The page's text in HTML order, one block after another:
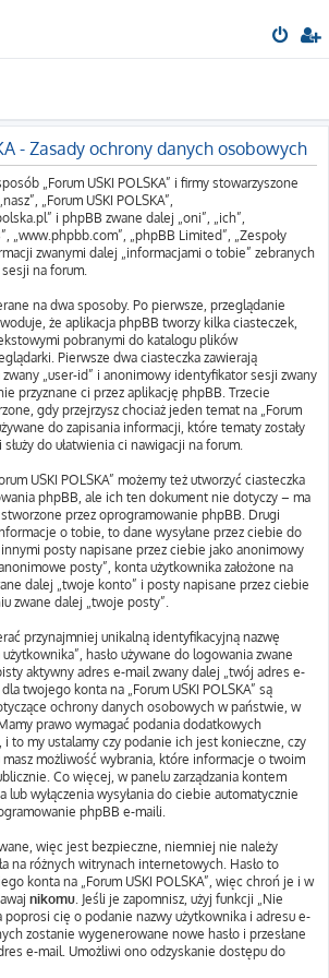
- Zasady ochrony danych osobowych
„Forum USKI POLSKA” i firmy stowarzyszone
„Forum USKI POLSKA”,
i phpBB zwane dalej „oni”, „ich”,
„www.phpbb.com”, „phpBB Limited”, „Zespoły
zwanymi dalej „informacjami o tobie” zebranych
na forum.
na dwa sposoby. Po pierwsze, przeglądanie
że aplikacja phpBB tworzy kilka ciasteczek,
pobranymi do katalogu plików
Pierwsze dwa ciasteczka zawierają
„user-id” i anonimowy identyfikator sesji zwany
przyznane ci przez aplikację phpBB. Trzecie
gdy przejrzysz chociaż jeden temat na „Forum
do zapisania informacji, które tematy zostały
do ułatwienia ci nawigacji na forum.
USKI POLSKA” możemy też utworzyć ciasteczka
phpBB, ale ich ten dokument nie dotyczy – ma
przez oprogramowanie phpBB. Drugi
o tobie, to dane wysyłane przez ciebie do
posty napisane przez ciebie jako anonimowy
posty”, konta użytkownika założone na
dalej „twoje konto” i posty napisane przez ciebie
zwane dalej „twoje posty”.
przynajmniej unikalną identyfikacyjną nazwę
hasło używane do logowania zwane
aktywny adres e-mail zwany dalej „twój adres e-
twojego konta na „Forum USKI POLSKA” są
ochrony danych osobowych w państwie, w
prawo wymagać podania dodatkowych
to my ustalamy czy podanie ich jest konieczne, czy
możliwość wybrania, które informacje o twoim
Co więcej, w panelu zarządzania kontem
lub wyłączenia wysyłania do ciebie automatycznie
phpBB e-maili.
więc jest bezpieczne, niemniej nie należy
na różnych witrynach internetowych. Hasło to
konta na „Forum USKI POLSKA”, więc chroń je i w
nikomu. Jeśli je zapomnisz, użyj funkcji „Nie
poprosi cię o podanie nazwy użytkownika i adresu e-
zostanie wygenerowane nowe hasło i przesłane
e-mail. Umożliwi ono odzyskanie dostępu do